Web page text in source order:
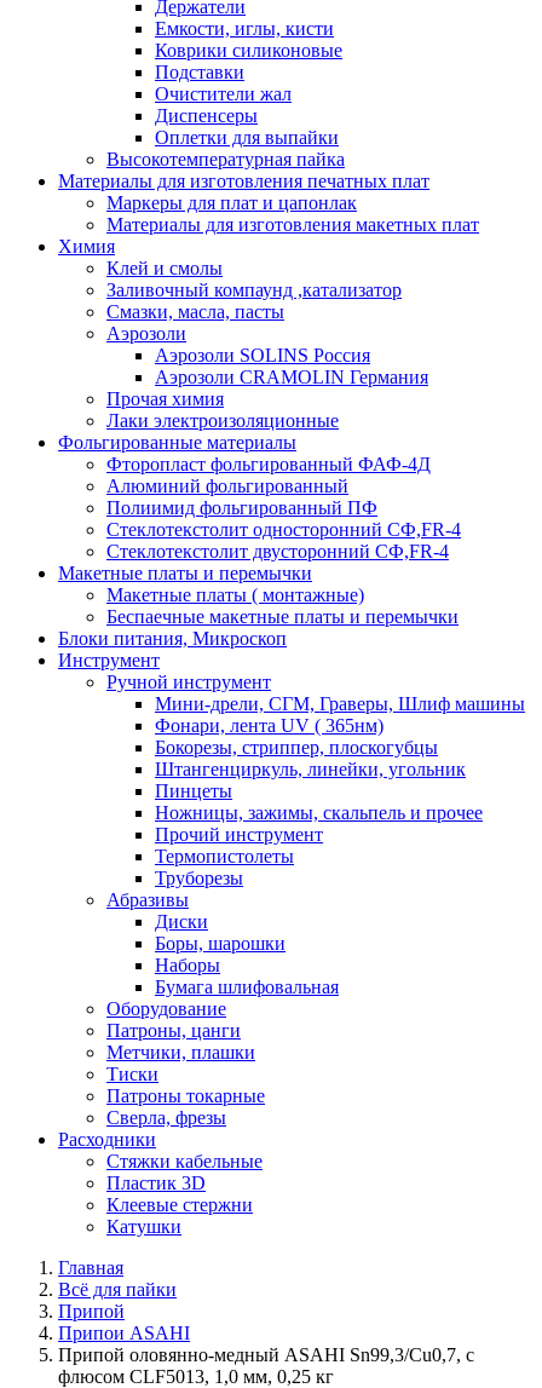
Держатели
Емкости, иглы, кисти
Коврики силиконовые
Подставки
Очистители жал
Диспенсеры
Оплетки для выпайки
Высокотемпературная пайка
Материалы для изготовления печатных плат
Маркеры для плат и цапонлак
Материалы для изготовления макетных плат
Химия
Клей и смолы
Заливочный компаунд ,катализатор
Смазки, масла, пасты
Аэрозоли
Аэрозоли SOLINS Россия
Аэрозоли CRAMOLIN Германия
Прочая химия
Лаки электроизоляционные
Фольгированные материалы
Фторопласт фольгированный ФАФ-4Д
Алюминий фольгированный
Полиимид фольгированный ПФ
Стеклотекстолит односторонний CФ,FR-4
Стеклотекстолит двусторонний СФ,FR-4
Макетные платы и перемычки
Макетные платы ( монтажные)
Беспаечные макетные платы и перемычки
Блоки питания, Микроскоп
Инструмент
Ручной инструмент
Мини-дрели, СГМ, Граверы, Шлиф машины
Фонари, лента UV ( 365нм)
Бокорезы, cтриппер, плоскогубцы
Штангенциркуль, линейки, угольник
Пинцеты
Ножницы, зажимы, скальпель и прочее
Прочий инструмент
Термопистолеты
Труборезы
Абразивы
Диски
Боры, шарошки
Наборы
Бумага шлифовальная
Оборудование
Патроны, цанги
Метчики, плашки
Тиски
Патроны токарные
Сверла, фрезы
Расходники
Стяжки кабельные
Пластик 3D
Клеевые стержни
Катушки
Главная
Всё для пайки
Припой
Припои ASAHI
Припой оловянно-медный ASAHI Sn99,3/Cu0,7, с
флюсом CLF5013, 1,0 мм, 0,25 кг